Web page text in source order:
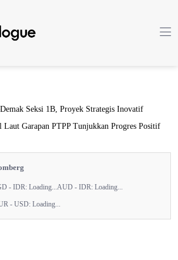
Seksi 1B, Proyek Strategis Inovatif
Laut Garapan PTPP Tunjukkan Progres Positif
- IDR: Loading... AUD - IDR: Loading...
- USD: Loading...